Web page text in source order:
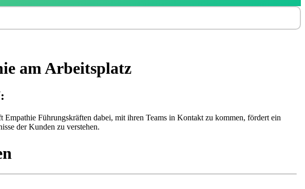
am Arbeitsplatz
Führungskräften dabei, mit ihren Teams in Kontakt zu kommen, fördert ein
der Kunden zu verstehen.